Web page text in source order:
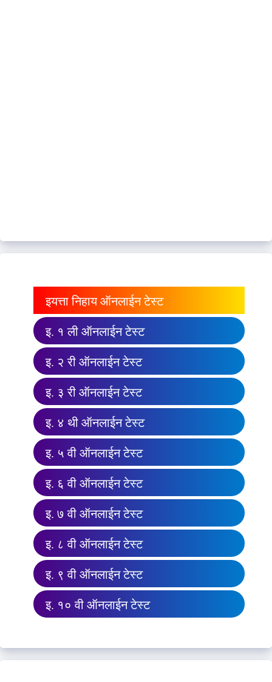
इयत्ता निहाय ऑनलाईन टेस्ट
इ. १ ली ऑनलाईन टेस्ट
इ. २ री ऑनलाईन टेस्ट
इ. ३ री ऑनलाईन टेस्ट
इ. ४ थी ऑनलाईन टेस्ट
इ. ५ वी ऑनलाईन टेस्ट
इ. ६ वी ऑनलाईन टेस्ट
इ. ७ वी ऑनलाईन टेस्ट
इ. ८ वी ऑनलाईन टेस्ट
इ. ९ वी ऑनलाईन टेस्ट
इ. १० वी ऑनलाईन टेस्ट